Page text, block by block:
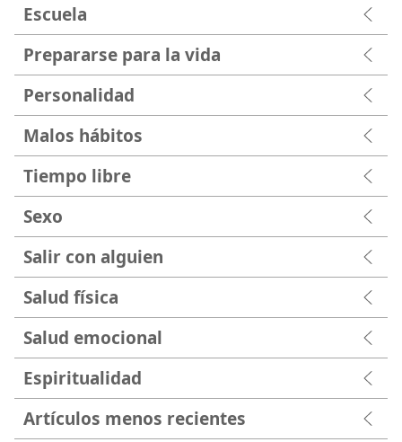
Escuela
Prepararse para la vida
Personalidad
Malos hábitos
Tiempo libre
Sexo
Salir con alguien
Salud física
Salud emocional
Espiritualidad
Artículos menos recientes